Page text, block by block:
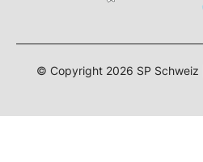
© Copyright 2026 SP Schweiz |